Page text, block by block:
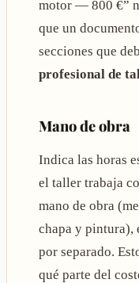
motor — 800 €”
que un
secciones que
profesional de
Mano de obra
Indica las horas
el taller trabaja
mano de obra
chapa y pintura),
por separado.
qué parte del